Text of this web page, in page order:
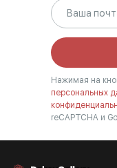
Нажимая на
персональных
reCAPTCHA и